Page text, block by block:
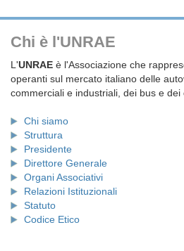
Chi è l'UNRAE
L'UNRAE è l'Associazione che
operanti sul mercato italiano delle
commerciali e industriali, dei bus e dei
Chi siamo
Struttura
Presidente
Direttore Generale
Organi Associativi
Relazioni Istituzionali
Statuto
Codice Etico